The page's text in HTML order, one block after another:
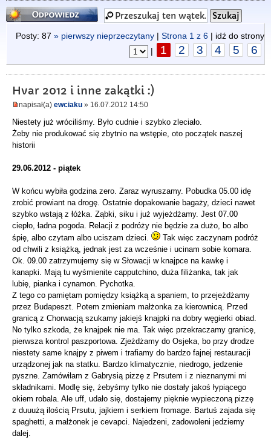
Odpowiedz
Posty: 87 » pierwszy nieprzeczytany | Strona 1 z 6 | idź do strony
|
1 2 3 4 5 6
Hvar 2012 i inne zakątki :)
napisał(a) ewciaku » 16.07.2012 14:50
Niestety już wróciliśmy. Było cudnie i szybko zleciało.
Żeby nie produkować się zbytnio na wstępie, oto początek naszej
historii
29.06.2012 - piątek
W końcu wybiła godzina zero. Zaraz wyruszamy. Pobudka 05.00 idę
zrobić prowiant na drogę. Ostatnie dopakowanie bagaży, dzieci nawet
szybko wstają z łóżka. Ząbki, siku i już wyjeżdżamy. Jest 07.00
ciepło, ładna pogoda. Relacji z podróży nie będzie za dużo, bo albo
śpię, albo czytam albo uciszam dzieci.
Tak więc zaczynam podróż
od chwili z książką, jednak jest za wcześnie i ucinam sobie komara.
Ok. 09.00 zatrzymujemy się w Słowacji w knajpce na kawkę i
kanapki. Mają tu wyśmienite capputchino, duża filiżanka, tak jak
lubię, pianka i cynamon. Pychotka.
Z tego co pamiętam pomiędzy książką a spaniem, to przejeżdżamy
przez Budapeszt. Potem zmieniam małżonka za kierownicą. Przed
granicą z Chorwacją szukamy jakiejś knajpki na dobry węgierki obiad.
No tylko szkoda, że knajpek nie ma. Tak więc przekraczamy granicę,
pierwsza kontrol paszportowa. Zjeżdżamy do Osjeka, bo przy drodze
niestety same knajpy z piwem i trafiamy do bardzo fajnej restauracji
urządzonej jak na statku. Bardzo klimatycznie, niedrogo, jedzenie
pyszne. Zamówiłam z Gabrysią pizzę z Prsutem i z nieznanymi mi
składnikami. Modlę się, żebyśmy tylko nie dostały jakoś łypiącego
okiem robala. Ale uff, udało się, dostajemy pięknie wypieczoną pizzę
z duuużą ilością Prsutu, jajkiem i serkiem fromage. Bartuś zajada się
spaghetti, a małżonek je cevapci. Najedzeni, zadowoleni jedziemy
dalej.